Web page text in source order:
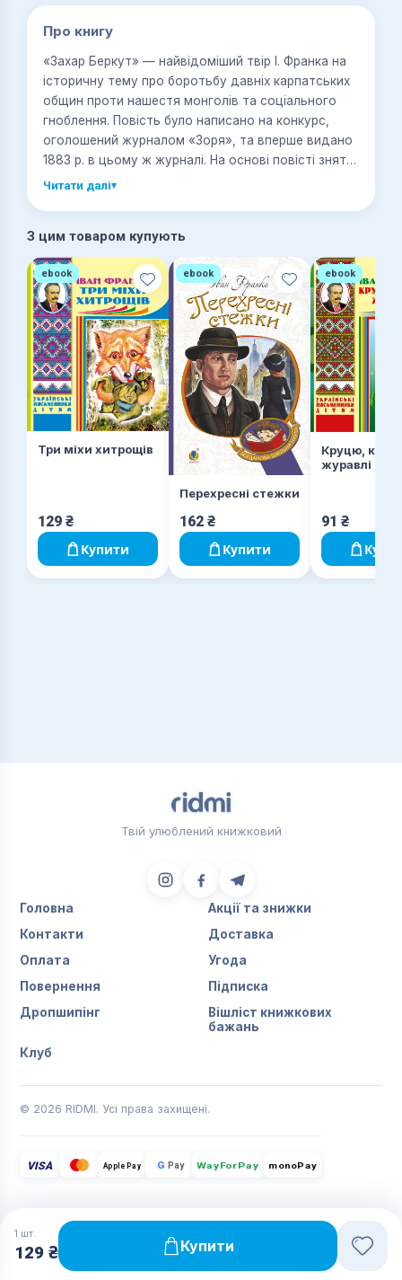
Про книгу
«Захар Беркут» — найвідоміший твір І. Франка на
історичну тему про боротьбу давніх карпатських
общин проти нашестя монголів та соціального
гноблення. Повість було написано на конкурс,
оголошений журналом «Зоря», та вперше видано
1883 р. в цьому ж журналі. На основі повісті знято
однойменний фільм.
Читати далі▾
З цим товаром купують
ebook
Три міхи хитрощів
129 ₴
Купити
ebook
Перехресні стежки
162 ₴
Купити
ebook
Круцю,
журавлі
91 ₴
1 шт.
129 ₴ Купити
Твій улюблений книжковий
Головна
Акції та знижки
Контакти
Доставка
Оплата
Угода
Повернення
Підписка
Дропшипінг
Вішліст книжкових
бажань
Клуб
© 2026 RIDMI. Усі права захищені.
VISA Apple Pay G Pay WayForPay monoPay